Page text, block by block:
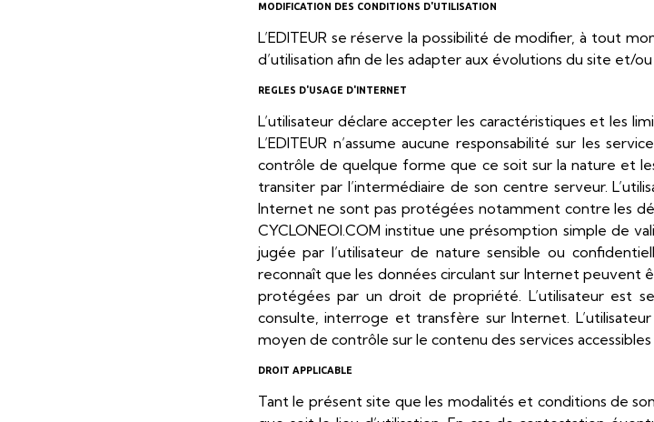
MODIFICATION DES CONDITIONS D'UTILISATION
L’EDITEUR se réserve la possibilité de modifier, à tout
d’utilisation afin de les adapter aux évolutions du site et/
REGLES D'USAGE D'INTERNET
L’utilisateur déclare accepter les caractéristiques et les
L’EDITEUR n’assume aucune responsabilité sur les
contrôle de quelque forme que ce soit sur la nature et
transiter par l’intermédiaire de son centre serveur.
Internet ne sont pas protégées notamment contre les
CYCLONEOI.COM institue une présomption simple de
jugée par l’utilisateur de nature sensible ou
reconnaît que les données circulant sur Internet
protégées par un droit de propriété. L’utilisateur est
consulte, interroge et transfère sur Internet. L’utilisateur
moyen de contrôle sur le contenu des services
DROIT APPLICABLE
Tant le présent site que les modalités et conditions de